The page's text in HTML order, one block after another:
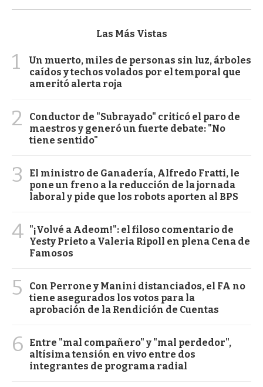
Las Más Vistas
1
Un muerto, miles de personas sin luz, árboles
caídos y techos volados por el temporal que
ameritó alerta roja
2
Conductor de "Subrayado" criticó el paro de
maestros y generó un fuerte debate: "No
tiene sentido"
3
El ministro de Ganadería, Alfredo Fratti, le
pone un freno a la reducción de la jornada
laboral y pide que los robots aporten al BPS
4 "¡Volvé a Adeom!": el filoso comentario de
Yesty Prieto a Valeria Ripoll en plena Cena de
Famosos
5
Con Perrone y Manini distanciados, el FA no
tiene asegurados los votos para la
aprobación de la Rendición de Cuentas
6
Entre "mal compañero" y "mal perdedor",
altísima tensión en vivo entre dos
integrantes de programa radial